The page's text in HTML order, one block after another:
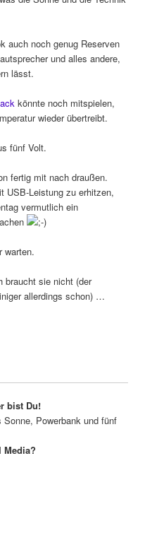
auch noch genug Reserven
und alles andere,
lässt.
könnte noch mitspielen,
wieder übertreibt.
fünf Volt.
fertig mit nach draußen.
USB-Leistung zu erhitzen,
vermutlich ein
warten.
braucht sie nicht (der
allerdings schon) …
bist Du!
Sonne, Powerbank und fünf
Media?